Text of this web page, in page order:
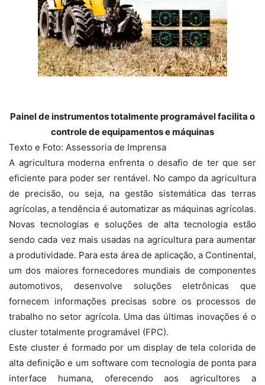
Painel de instrumentos totalmente programável facilita o
controle de equipamentos e máquinas
Texto e Foto: Assessoria de Imprensa
A agricultura moderna enfrenta o desafio de ter que ser
eficiente para poder ser rentável. No campo da agricultura
de precisão, ou seja, na gestão sistemática das terras
agrícolas, a tendência é automatizar as máquinas agrícolas.
Novas tecnologias e soluções de alta tecnologia estão
sendo ​​cada vez mais usadas na agricultura para aumentar
a produtividade. Para esta área de aplicação, a Continental,
um dos maiores fornecedores mundiais de componentes
automotivos, desenvolve soluções eletrônicas que
fornecem informações precisas sobre os processos de
trabalho no setor agrícola. Uma das últimas inovações é o
cluster totalmente programável (FPC).
Este cluster é formado por um display de tela colorida de
alta definição e um software com tecnologia de ponta para
interface humana, oferecendo aos agricultores a